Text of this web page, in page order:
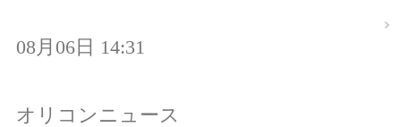
08月06日 14:31
オリコンニュース